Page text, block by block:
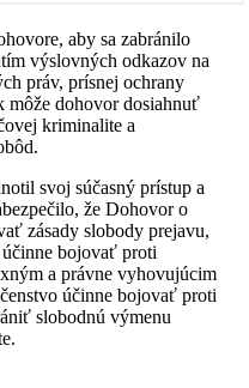
aby sa zabránilo
výslovných odkazov na
práv, prísnej ochrany
môže dohovor dosiahnuť
kriminalite a
svoj súčasný prístup a
že Dohovor o
zásady slobody prejavu,
bojovať proti
a právne vyhovujúcim
účinne bojovať proti
slobodnú výmenu